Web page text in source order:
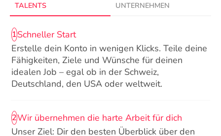
TALENTS UNTERNEHMEN
1Schneller Start
Erstelle dein Konto in wenigen Klicks. Teile deine
Fähigkeiten, Ziele und Wünsche für deinen
idealen Job – egal ob in der Schweiz,
Deutschland, den USA oder weltweit.
2Wir übernehmen die harte Arbeit für dich
Unser Ziel: Dir den besten Überblick über den